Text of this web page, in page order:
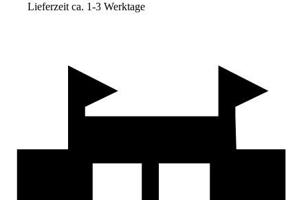
Lieferzeit ca. 1-3 Werktage